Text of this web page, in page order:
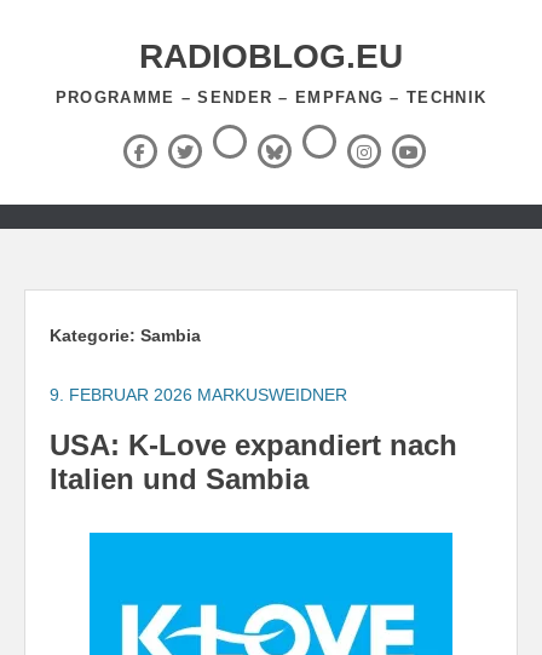
RADIOBLOG.EU
PROGRAMME – SENDER – EMPFANG – TECHNIK
Facebook
X
(Twitter)
ThreadsBlueSky
RSS-
Feed InstagramYouTube
Zum
springen
Kategorie: Sambia
9. FEBRUAR 2026 MARKUSWEIDNER
USA: K-Love expandiert nach
Italien und Sambia